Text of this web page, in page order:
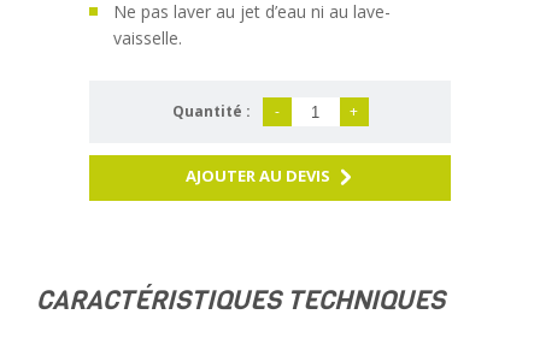
Ne pas laver au jet d’eau ni au lave-
vaisselle.
Quantité : - +
AJOUTER AU DEVIS
CARACTÉRISTIQUES TECHNIQUES